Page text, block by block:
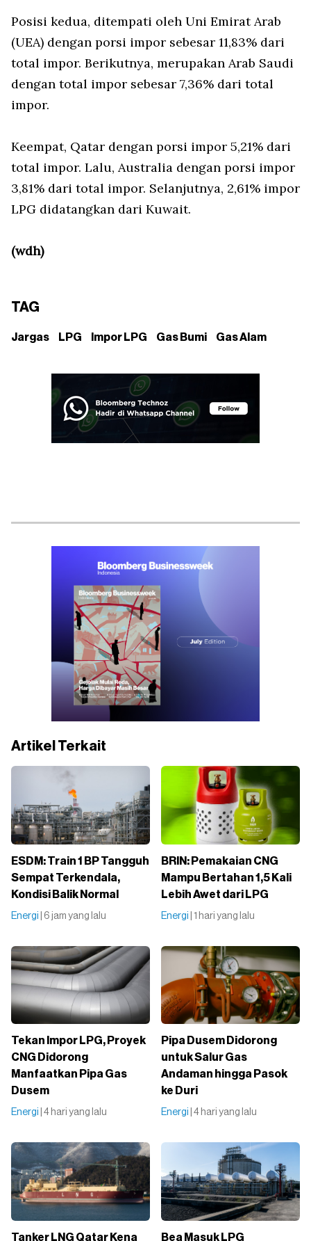
Posisi kedua, ditempati oleh Uni Emirat Arab
(UEA) dengan porsi impor sebesar 11,83% dari
total impor. Berikutnya, merupakan Arab Saudi
dengan total impor sebesar 7,36% dari total
impor.
Keempat, Qatar dengan porsi impor 5,21% dari
total impor. Lalu, Australia dengan porsi impor
3,81% dari total impor. Selanjutnya, 2,61% impor
LPG didatangkan dari Kuwait.
(wdh)
TAG
Jargas LPG Impor LPG Gas Bumi Gas Alam
Artikel Terkait
ESDM: Train 1 BP Tangguh
Sempat Terkendala,
Kondisi Balik Normal
Energi | 6 jam yang lalu
BRIN: Pemakaian CNG
Mampu Bertahan 1,5 Kali
Lebih Awet dari LPG
Energi | 1 hari yang lalu
Tekan Impor LPG, Proyek
CNG Didorong
Manfaatkan Pipa Gas
Dusem
Energi | 4 hari yang lalu
Pipa Dusem Didorong
untuk Salur Gas
Andaman hingga Pasok
ke Duri
Energi | 4 hari yang lalu
Tanker LNG Qatar Kena Bea Masuk LPG